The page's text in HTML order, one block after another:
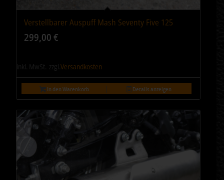
Verstellbarer Auspuff Mash Seventy Five 125
299,00€
inkl. MwSt. zzgl.Versandkosten
In den Warenkorb Details anzeigen